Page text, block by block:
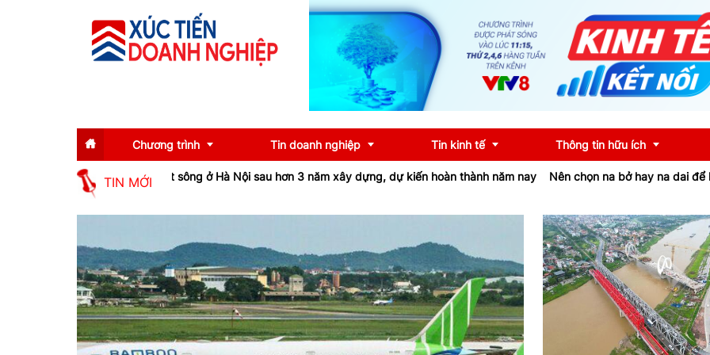
Chương trình
Diễn giả
Thông tin báo chí
Sự kiện
Tin doanh nghiệp
Tin tức
Gương mặt tiêu biểu
Doanh nghiệp tiêu biểu
Thương hiệu
Emagazine
Tin kinh tế
OCOP
Thông tin hữu ích
Chính sách
Tư vấn
Ngân hàng
TIN MỚI
Cầu vượt sông ở Hà Nội sau hơn 3 năm xây dựng, dự kiến hoàn thành năm nay Nên chọn na bở hay na dai để hạn chế tăng